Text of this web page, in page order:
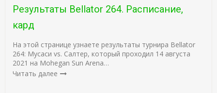
Результаты Bellator 264. Расписание,
кард
На этой странице узнаете результаты турнира Bellator
264: Мусаси vs. Салтер, который проходил 14 августа
2021 на Mohegan Sun Arena…
Читать далее